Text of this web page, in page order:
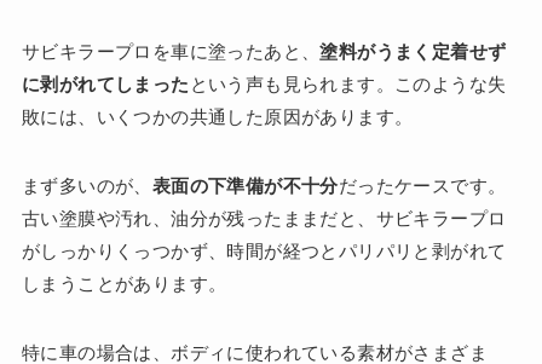
サビキラープロを車に塗ったあと、塗料がうまく定着せず
に剥がれてしまった という声も見られます。このような失
敗には、いくつかの共通した原因があります。
まず多いのが、 表面の下準備が不十分だったケースです。
古い塗膜や汚れ、油分が残ったままだと、サビキラープロ
がしっかりくっつかず、時間が経つとパリパリと剥がれて
しまうことがあります。
特に車の場合は、ボディに使われている素材がさまざま